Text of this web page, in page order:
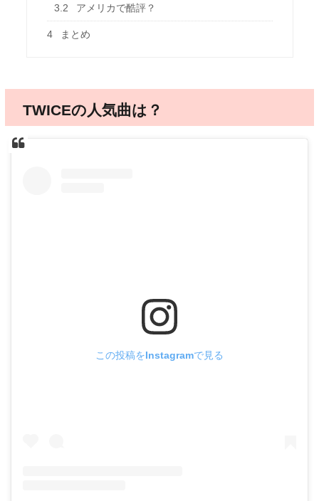
3.2 アメリカで酷評？
4 まとめ
TWICEの人気曲は？
この投稿をInstagramで見る